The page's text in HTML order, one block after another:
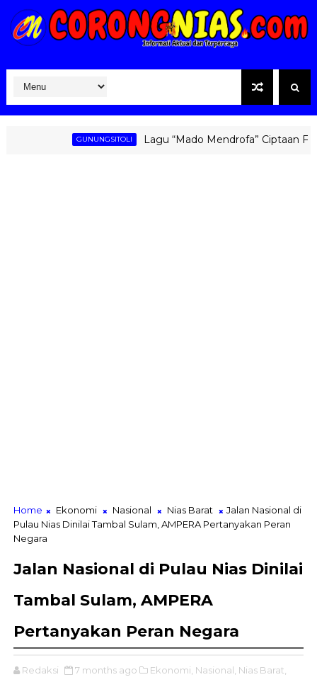
GUNUNGSITOLI Lagu “Mado Mendrofa” Ciptaan Fati
Home Ekonomi Nasional Nias Barat
Jalan Nasional di
Pulau Nias Dinilai Tambal Sulam, AMPERA Pertanyakan Peran
Negara
Jalan Nasional di Pulau Nias Dinilai
Tambal Sulam, AMPERA
Pertanyakan Peran Negara
Redaksi 7 months ago Ekonomi, Nasional, Nias Barat,